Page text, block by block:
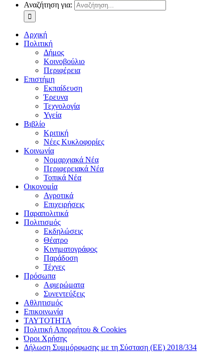
Αναζήτηση για:
Αρχική
Πολιτική
Δήμος
Κοινοβούλιο
Περιφέρεια
Επιστήμη
Εκπαίδευση
Έρευνα
Τεχνολογία
Υγεία
Βιβλίο
Κριτική
Νέες Κυκλοφορίες
Κοινωνία
Νομαρχιακά Νέα
Περιφερειακά Νέα
Τοπικά Νέα
Οικονομία
Αγροτικά
Επιχειρήσεις
Παραπολιτικά
Πολιτισμός
Εκδηλώσεις
Θέατρο
Κινηματογράφος
Παράδοση
Τέχνες
Πρόσωπα
Αφιερώματα
Συνεντεύξεις
Αθλητισμός
Επικοινωνία
ΤΑΥΤΟΤΗΤΑ
Πολιτική Απορρήτου & Cookies
Όροι Χρήσης
Δήλωση Συμμόρφωσης με τη Σύσταση (ΕΕ) 2018/334